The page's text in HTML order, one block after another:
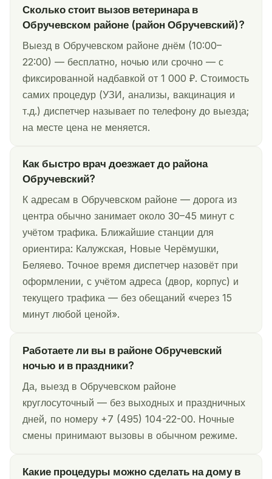
Сколько стоит вызов ветеринара в
Обручевском районе (район Обручевский)?
Выезд в Обручевском районе днём (10:00–
22:00) — бесплатно, ночью или срочно — с
фиксированной надбавкой от 1 000 ₽. Стоимость
самих процедур (УЗИ, анализы, вакцинация и
т.д.) диспетчер называет по телефону до выезда;
на месте цена не меняется.
Как быстро врач доезжает до района
Обручевский?
К адресам в Обручевском районе — дорога из
центра обычно занимает около 30–45 минут с
учётом трафика. Ближайшие станции для
ориентира: Калужская, Новые Черёмушки,
Беляево. Точное время диспетчер назовёт при
оформлении, с учётом адреса (двор, корпус) и
текущего трафика — без обещаний «через 15
минут любой ценой».
Работаете ли вы в районе Обручевский
ночью и в праздники?
Да, выезд в Обручевском районе
круглосуточный — без выходных и праздничных
дней, по номеру +7 (495) 104-22-00. Ночные
смены принимают вызовы в обычном режиме.
Какие процедуры можно сделать на дому в